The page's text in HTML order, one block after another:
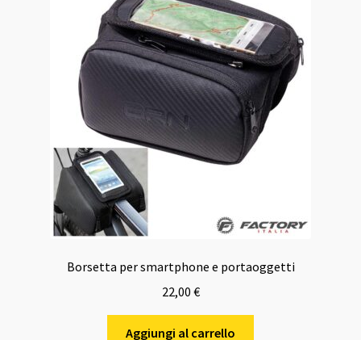
Borsetta per smartphone e portaoggetti
22,00 €
Aggiungi al carrello